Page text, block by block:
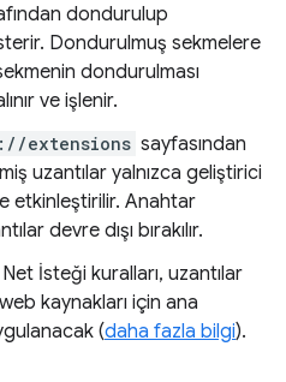
dondurulup
Dondurulmuş sekmelere
dondurulması
ve işlenir.
extensions sayfasından
uzantılar yalnızca geliştirici
etkinleştirilir. Anahtar
devre dışı bırakılır.
İsteği kuralları, uzantılar
kaynakları için ana
(daha fazla bilgi).